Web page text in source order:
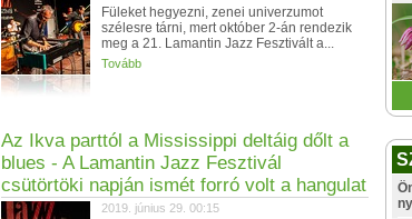
Füleket hegyezni, zenei univerzumot
szélesre tárni, mert október 2-án rendezik
meg a 21. Lamantin Jazz Fesztivált a...
Tovább
Az Ikva parttól a Mississippi deltáig dőlt a
blues - A Lamantin Jazz Fesztivál
csütörtöki napján ismét forró volt a hangulat
2019. június 29. 00:15